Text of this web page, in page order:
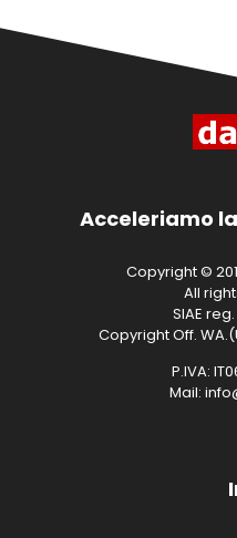
Acceleriamo
Copyright ©
All
SIAE
Copyright Off.
P.IVA:
Mail: